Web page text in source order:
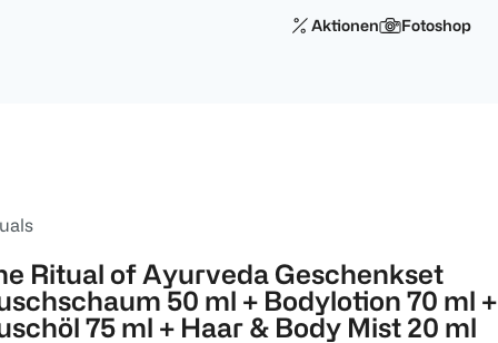
Aktionen Fotoshop
Ritual of Ayurveda Geschenkset
50 ml + Bodylotion 70 ml +
75 ml + Haar & Body Mist 20 ml